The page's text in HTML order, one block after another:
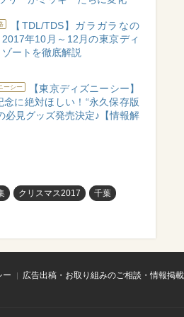
【TDL/TDS】ガラガラなの
年10月～12月の東京ディ
ゾートを徹底解説
ーシー
【東京ディズニーシー】
念に絶対ほしい！“永久保存版
必見グッズ発売決定♪【情報解
クリスマス2017 千葉
ー
広告出稿・お取り組みのご相談・情報掲